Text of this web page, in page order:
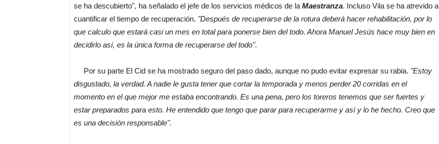
se ha descubierto", ha señalado el jefe de los servicios médicos de la Maestranza. Incluso Vila se ha atrevido a
cuantificar el tiempo de recuperación. "Después de recuperarse de la rotura deberá hacer rehabilitación, por lo
que calculo que estará casi un mes en total para ponerse bien del todo. Ahora Manuel Jesús hace muy bien en
decidirlo así, es la única forma de recuperarse del todo".
Por su parte El Cid se ha mostrado seguro del paso dado, aunque no pudo evitar expresar su rabia. "Estoy
disgustado, la verdad. A nadie le gusta tener que cortar la temporada y menos perder 20 corridas en el
momento en el que mejor me estaba encontrando. Es una pena, pero los toreros tenemos que ser fuertes y
estar preparados para esto. He entendido que tengo que parar para recuperarme y así y lo he hecho. Creo que
es una decisión responsable".